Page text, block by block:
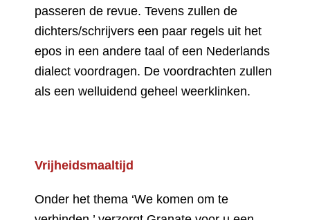
passeren de revue. Tevens zullen de
dichters/schrijvers een paar regels uit het
epos in een andere taal of een Nederlands
dialect voordragen. De voordrachten zullen
als een welluidend geheel weerklinken.
Vrijheidsmaaltijd
Onder het thema ‘We komen om te